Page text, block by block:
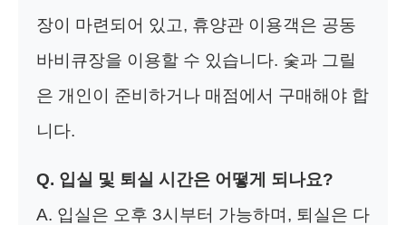
장이 마련되어 있고, 휴양관 이용객은 공동
바비큐장을 이용할 수 있습니다. 숯과 그릴
은 개인이 준비하거나 매점에서 구매해야 합
니다.
Q. 입실 및 퇴실 시간은 어떻게 되나요?
A. 입실은 오후 3시부터 가능하며, 퇴실은 다